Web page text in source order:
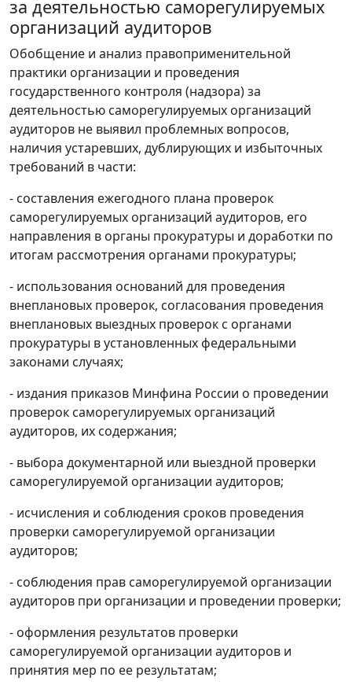
за деятельностью саморегулируемых
организаций аудиторов
Обобщение и анализ правоприменительной
практики организации и проведения
государственного контроля (надзора) за
деятельностью саморегулируемых организаций
аудиторов не выявил проблемных вопросов,
наличия устаревших, дублирующих и избыточных
требований в части:
- составления ежегодного плана проверок
саморегулируемых организаций аудиторов, его
направления в органы прокуратуры и доработки по
итогам рассмотрения органами прокуратуры;
- использования оснований для проведения
внеплановых проверок, согласования проведения
внеплановых выездных проверок с органами
прокуратуры в установленных федеральными
законами случаях;
- издания приказов Минфина России о проведении
проверок саморегулируемых организаций
аудиторов, их содержания;
- выбора документарной или выездной проверки
саморегулируемой организации аудиторов;
- исчисления и соблюдения сроков проведения
проверки саморегулируемой организации
аудиторов;
- соблюдения прав саморегулируемой организации
аудиторов при организации и проведении проверки;
- оформления результатов проверки
саморегулируемой организации аудиторов и
принятия мер по ее результатам;